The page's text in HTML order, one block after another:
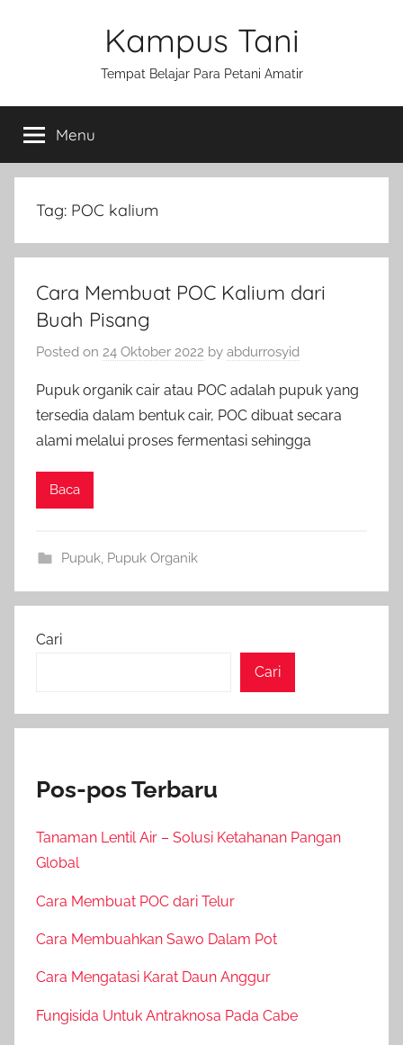
Kampus Tani
Tempat Belajar Para Petani Amatir
Menu
Tag: POC kalium
Cara Membuat POC Kalium dari
Buah Pisang
Posted on 24 Oktober 2022 by abdurrosyid
Pupuk organik cair atau POC adalah pupuk yang
tersedia dalam bentuk cair, POC dibuat secara
alami melalui proses fermentasi sehingga
Baca
Pupuk, Pupuk Organik
Cari
Cari
Pos-pos Terbaru
Tanaman Lentil Air – Solusi Ketahanan Pangan
Global
Cara Membuat POC dari Telur
Cara Membuahkan Sawo Dalam Pot
Cara Mengatasi Karat Daun Anggur
Fungisida Untuk Antraknosa Pada Cabe